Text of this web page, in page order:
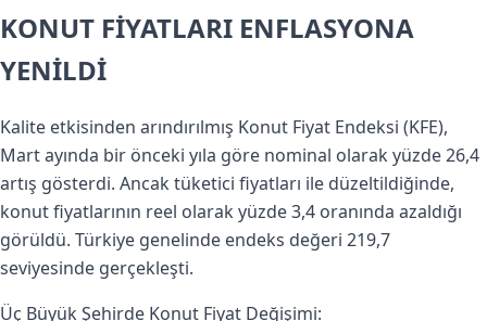
KONUT FİYATLARI ENFLASYONA
YENİLDİ
Kalite etkisinden arındırılmış Konut Fiyat Endeksi (KFE),
Mart ayında bir önceki yıla göre nominal olarak yüzde 26,4
artış gösterdi. Ancak tüketici fiyatları ile düzeltildiğinde,
konut fiyatlarının reel olarak yüzde 3,4 oranında azaldığı
görüldü. Türkiye genelinde endeks değeri 219,7
seviyesinde gerçekleşti.
Üç Büyük Şehirde Konut Fiyat Değişimi: